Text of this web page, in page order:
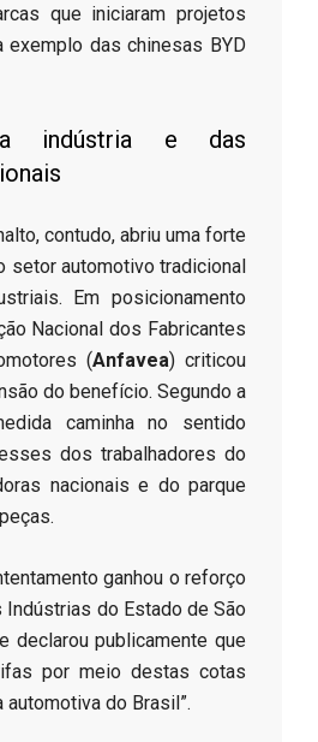
que iniciaram projetos
exemplo das chinesas BYD
indústria e das
contudo, abriu uma forte
setor automotivo tradicional
Em posicionamento
Nacional dos Fabricantes
(Anfavea) criticou
do benefício. Segundo a
caminha no sentido
dos trabalhadores do
nacionais e do parque
ganhou o reforço
Indústrias do Estado de São
declarou publicamente que
por meio destas cotas
automotiva do Brasil”.